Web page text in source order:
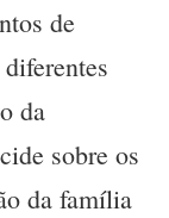
de
da
sobre os
da família